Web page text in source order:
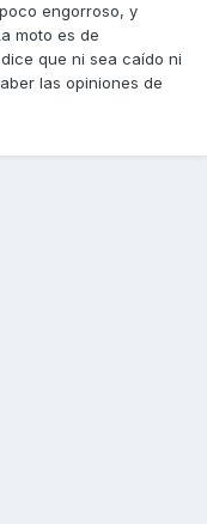
engorroso, y
moto es de
que ni sea caído ni
las opiniones de